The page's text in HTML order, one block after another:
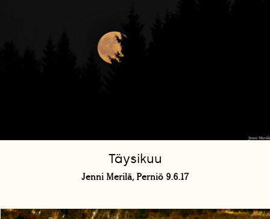
Täysikuu
Jenni Merilä, Perniö 9.6.17